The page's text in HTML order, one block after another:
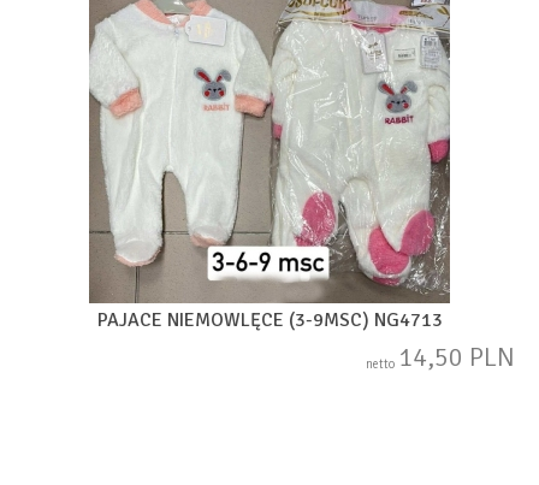
PAJACE NIEMOWLĘCE (3-9MSC) NG4713
netto 14,50 PLN